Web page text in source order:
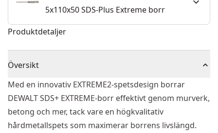
5x110x50 SDS-Plus Extreme borr
Produktdetaljer
Översikt
Med en innovativ EXTREME2-spetsdesign borrar
DEWALT SDS+ EXTREME-borr effektivt genom murverk,
betong och mer, tack vare en högkvalitativ
hårdmetallspets som maximerar borrens livslängd.